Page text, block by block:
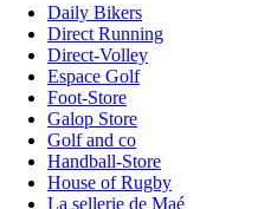
Daily Bikers
Direct Running
Direct-Volley
Espace Golf
Foot-Store
Galop Store
Golf and co
Handball-Store
House of Rugby
La sellerie de Maé